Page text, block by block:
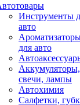
Инструменты
авто
для авто
Аккумуляторы,
свечи, лампы
Автохимия
Салфетки,